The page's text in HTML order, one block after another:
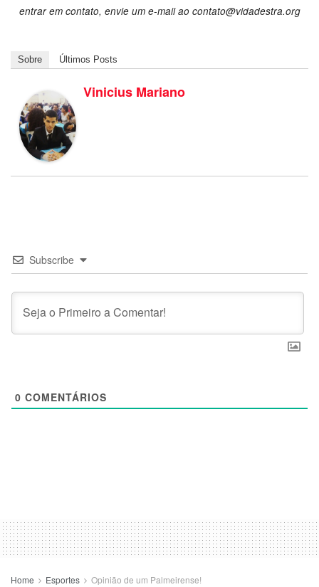
entrar em contato, envie um e-mail ao contato@vidadestra.org
Sobre Últimos Posts
Vinicius Mariano
Subscribe
0 COMENTÁRIOS
Home Esportes Opinião de um Palmeirense!